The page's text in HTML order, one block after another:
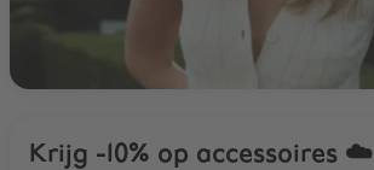
Krijg -10% op accessoires ☁️